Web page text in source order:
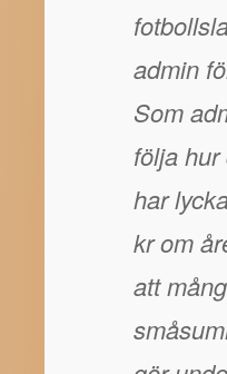
admin
Som
följa
har
kr om
att